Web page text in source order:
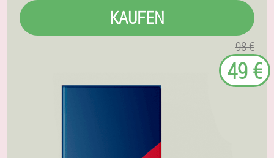
KAUFEN
98 €
49 €